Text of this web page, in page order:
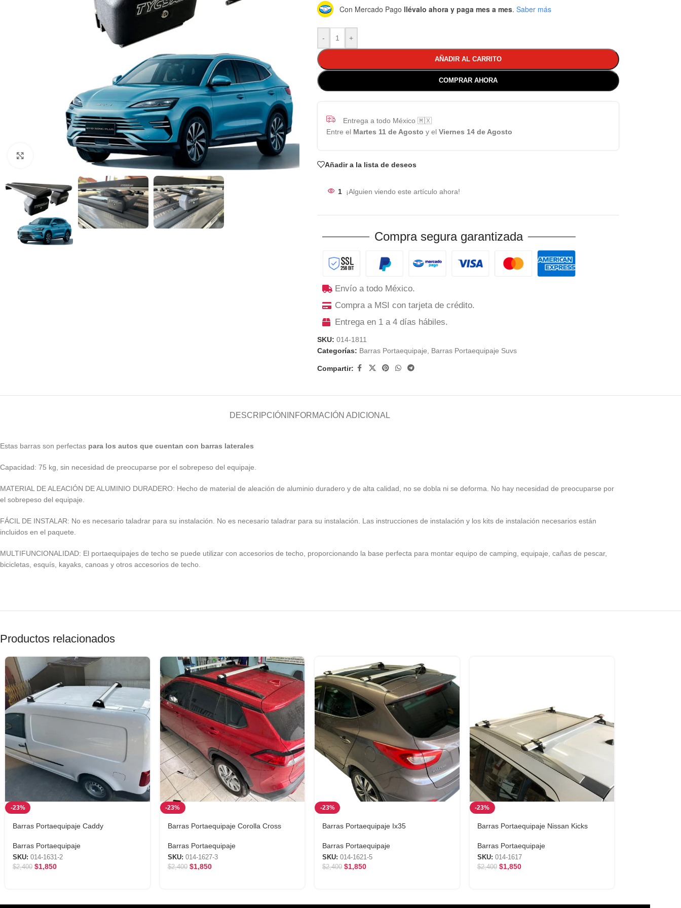
Clic para ampliar
Con Mercado Pago llévalo ahora y paga mes a mes. Saber más
- +
AÑADIR AL CARRITO
COMPRAR AHORA
Entrega a todo México 🇲🇽
Entre el Martes 11 de Agosto y el Viernes 14 de Agosto
Añadir a la lista de deseos
1 ¡Alguien viendo este artículo ahora!
Compra segura garantizada
Envío a todo México.
Compra a MSI con tarjeta de crédito.
Entrega en 1 a 4 días hábiles.
SKU: 014-1811
Categorías: Barras Portaequipaje Barras Portaequipaje Suvs
Compartir:
DESCRIPCIÓN INFORMACIÓN ADICIONAL
Estas barras son perfectas para los autos que cuentan con barras laterales
Capacidad: 75 kg, sin necesidad de preocuparse por el sobrepeso del equipaje.
MATERIAL DE ALEACIÓN DE ALUMINIO DURADERO: Hecho de material de aleación de aluminio duradero y de alta calidad, no se dobla ni se deforma. No hay necesidad de preocuparse por
el sobrepeso del equipaje.
FÁCIL DE INSTALAR: No es necesario taladrar para su instalación. No es necesario taladrar para su instalación. Las instrucciones de instalación y los kits de instalación necesarios están
incluidos en el paquete.
MULTIFUNCIONALIDAD: El portaequipajes de techo se puede utilizar con accesorios de techo, proporcionando la base perfecta para montar equipo de camping, equipaje, cañas de pescar,
bicicletas, esquís, kayaks, canoas y otros accesorios de techo.
Productos relacionados
-23%
Barras Portaequipaje Caddy
Barras Portaequipaje
SKU: 014-1631-2
$2,400 $1,850
-23%
Barras Portaequipaje Corolla Cross
Barras Portaequipaje
SKU: 014-1627-3
$2,400 $1,850
-23%
Barras Portaequipaje Ix35
Barras Portaequipaje
SKU: 014-1621-5
$2,400 $1,850
-23%
Barras Portaequipaje Nissan Kicks
Barras Portaequipaje
SKU: 014-1617
$2,400 $1,850